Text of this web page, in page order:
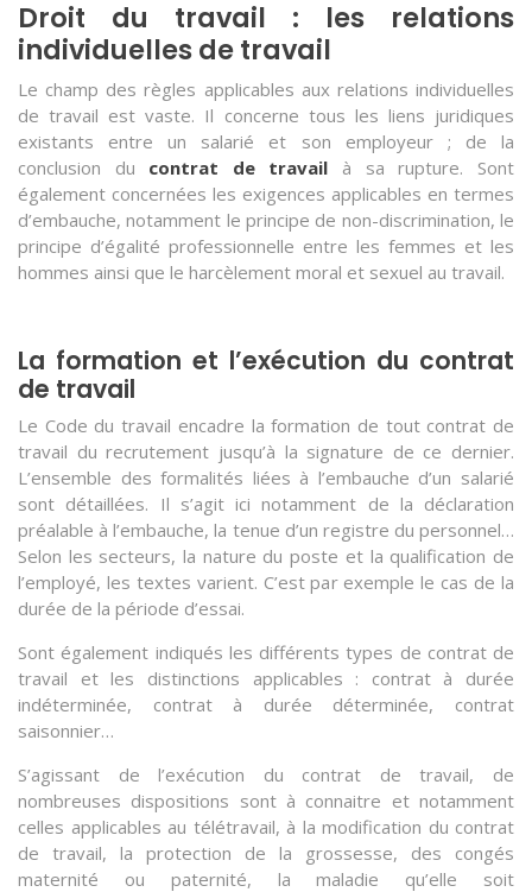
Droit du travail : les relations
individuelles de travail
Le champ des règles applicables aux relations individuelles
de travail est vaste. Il concerne tous les liens juridiques
existants entre un salarié et son employeur ; de la
conclusion du contrat de travail à sa rupture. Sont
également concernées les exigences applicables en termes
d’embauche, notamment le principe de non-discrimination, le
principe d’égalité professionnelle entre les femmes et les
hommes ainsi que le harcèlement moral et sexuel au travail.
La formation et l’exécution du contrat
de travail
Le Code du travail encadre la formation de tout contrat de
travail du recrutement jusqu’à la signature de ce dernier.
L’ensemble des formalités liées à l’embauche d’un salarié
sont détaillées. Il s’agit ici notamment de la déclaration
préalable à l’embauche, la tenue d’un registre du personnel…
Selon les secteurs, la nature du poste et la qualification de
l’employé, les textes varient. C’est par exemple le cas de la
durée de la période d’essai.
Sont également indiqués les différents types de contrat de
travail et les distinctions applicables : contrat à durée
indéterminée, contrat à durée déterminée, contrat
saisonnier…
S’agissant de l’exécution du contrat de travail, de
nombreuses dispositions sont à connaitre et notamment
celles applicables au télétravail, à la modification du contrat
de travail, la protection de la grossesse, des congés
maternité ou paternité, la maladie qu’elle soit